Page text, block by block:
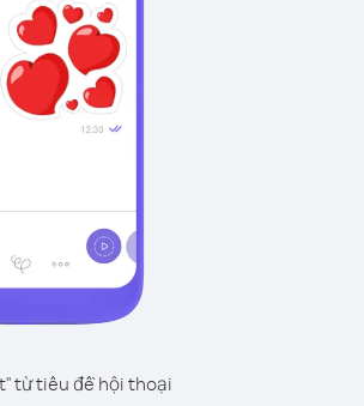
từ tiêu đề hội thoại